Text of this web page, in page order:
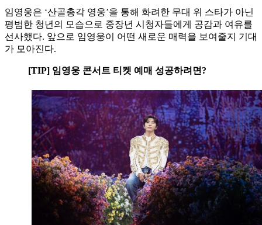
임영웅은 ‘산골총각 영웅’을 통해 화려한 무대 위 스타가 아닌
평범한 청년의 모습으로 중장년 시청자들에게 공감과 여유를
선사했다. 앞으로 임영웅이 어떤 새로운 매력을 보여줄지 기대
가 모아진다.
[TIP] 임영웅 콘서트 티켓 예매 성공하려면?